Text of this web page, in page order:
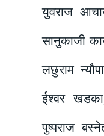
युवराज
सानुकाजी
लछुराम
ईश्वर
पुष्पराज